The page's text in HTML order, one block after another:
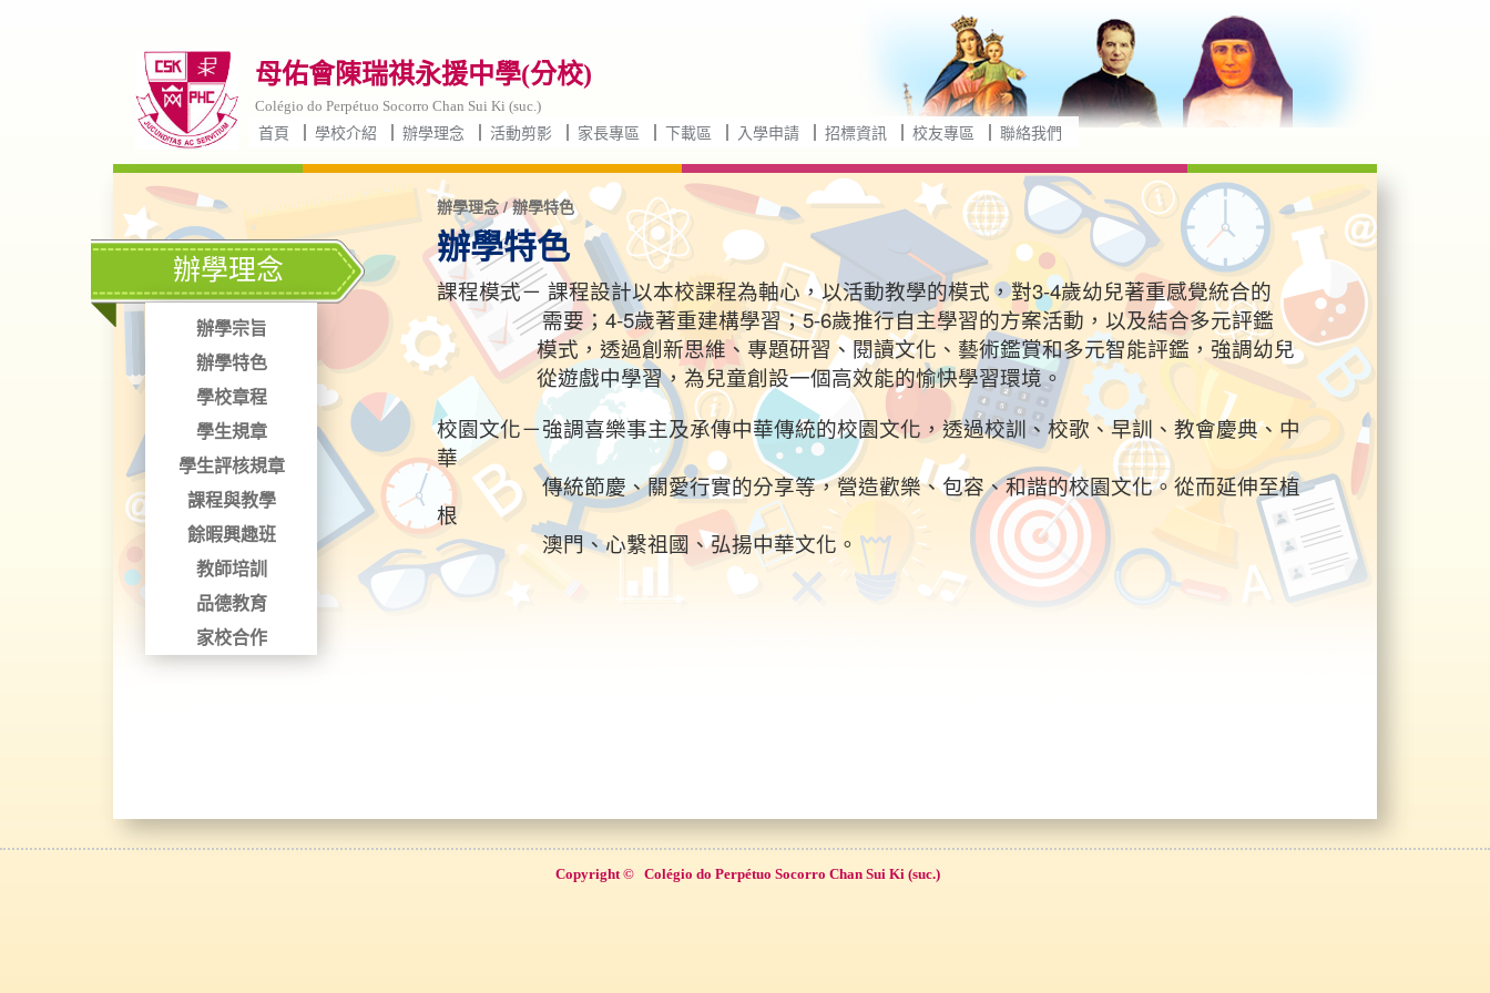
母佑會陳瑞祺永援中學(分校)
Colégio do Perpétuo Socorro Chan Sui Ki (suc.)
首頁 學校介紹 辦學理念 活動剪影 家長專區 下載區 入學申請 招標資訊 校友專區 聯絡我們
辦學理念
辦學宗旨
辦學特色
學校章程
學生規章
學生評核規章
課程與教學
餘暇興趣班
教師培訓
品德教育
家校合作
辦學理念 / 辦學特色
辦學特色
課程模式－ 課程設計以本校課程為軸心，以活動教學的模式，對3-4歲幼兒著重感覺統合的
需要；4-5歲著重建構學習；5-6歲推行自主學習的方案活動，以及結合多元評鑑
模式，透過創新思維、專題研習、閱讀文化、藝術鑑賞和多元智能評鑑，強調幼兒
從遊戲中學習，為兒童創設一個高效能的愉快學習環境。
校園文化－強調喜樂事主及承傳中華傳統的校園文化，透過校訓、校歌、早訓、教會慶典、中
華
傳統節慶、關愛行實的分享等，營造歡樂、包容、和諧的校園文化。從而延伸至植
根
澳門、心繫祖國、弘揚中華文化。
Copyright © Colégio do Perpétuo Socorro Chan Sui Ki (suc.)